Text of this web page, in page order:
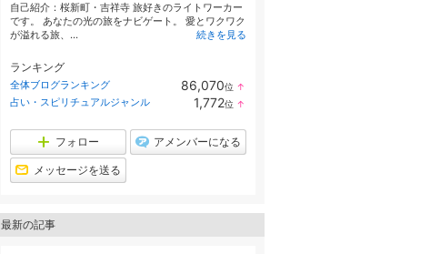
自己紹介：桜新町・吉祥寺 旅好きのライトワーカー
です。 あなたの光の旅をナビゲート。 愛とワクワク
が溢れる旅、...
続きを見る
ランキング
全体ブログランキング 86,070位 ↑
ン
占い・スピリチュアルジャンル 1,772位 ↑
フォロー アメンバーになる
メッセージを送る
最新の記事